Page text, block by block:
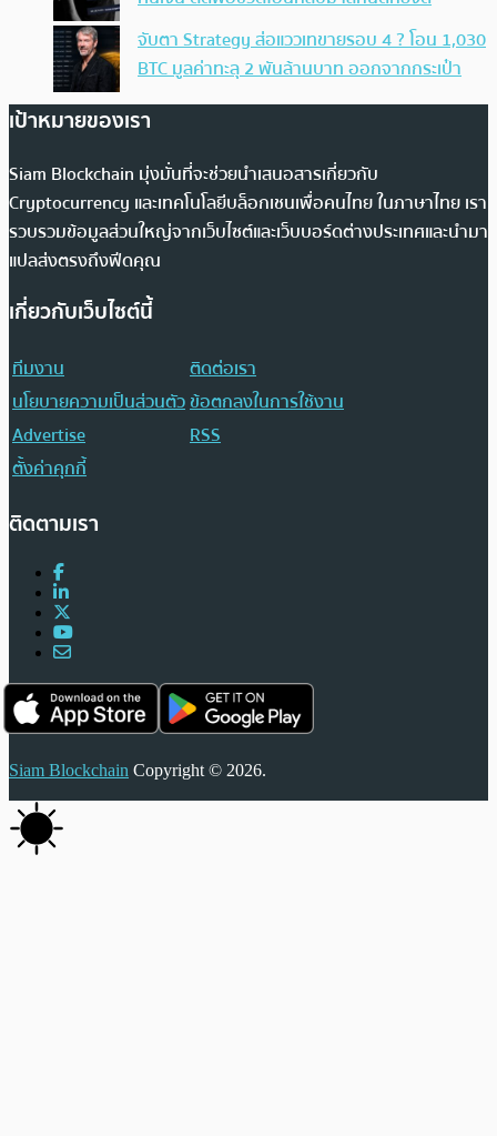
จับตา Strategy ส่อแววเทขายรอบ 4 ? โอน 1,030
BTC มูลค่าทะลุ 2 พันล้านบาท ออกจากกระเป๋า
เป้าหมายของเรา
Siam Blockchain มุ่งมั่นที่จะช่วยนำเสนอสารเกี่ยวกับ
Cryptocurrency และเทคโนโลยีบล็อกเชนเพื่อคนไทย ในภาษาไทย เรา
รวบรวมข้อมูลส่วนใหญ่จากเว็บไซต์และเว็บบอร์ดต่างประเทศและนำมา
แปลส่งตรงถึงฟีดคุณ
เกี่ยวกับเว็บไซต์นี้
ทีมงาน
ติดต่อเรา
นโยบายความเป็นส่วนตัวข้อตกลงในการใช้งาน
Advertise
RSS
ตั้งค่าคุกกี้
ติดตามเรา
Siam Blockchain Copyright © 2026.